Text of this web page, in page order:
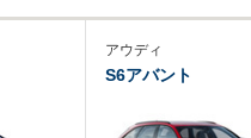
アウディ
S6アバント